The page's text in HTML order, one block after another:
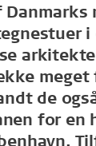
Danmarks
i
meget
de
for en